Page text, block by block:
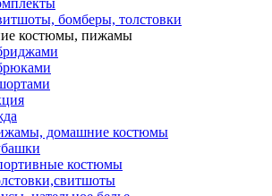
бомберы, толстовки
костюмы, пижамы
домашние костюмы
костюмы